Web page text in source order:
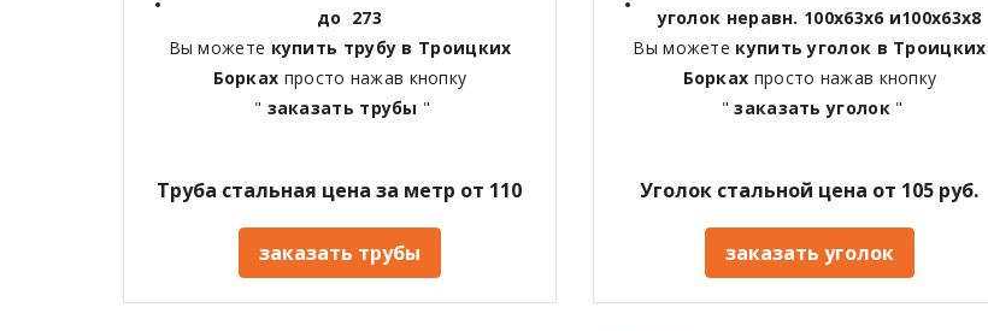
до 273
Вы можете купить трубу в Троицких
Борках просто нажав кнопку
" заказать трубы "
Труба стальная цена за метр от 110
заказать трубы
уголок неравн. 100х63х6 и100х63х8
Вы можете купить уголок в Троицких
Борках просто нажав кнопку
" заказать уголок"
Уголок стальной цена от 105 руб.
заказать уголок